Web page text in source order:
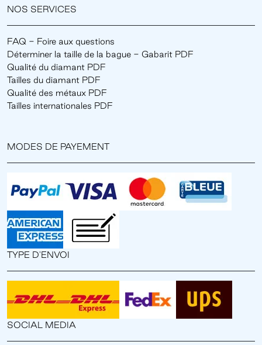
NOS SERVICES
FAQ - Foire aux questions
Déterminer la taille de la bague - Gabarit PDF
Qualité du diamant PDF
Tailles du diamant PDF
Qualité des métaux PDF
Tailles internationales PDF
MODES DE PAYEMENT
TYPE D'ENVOI
SOCIAL MEDIA